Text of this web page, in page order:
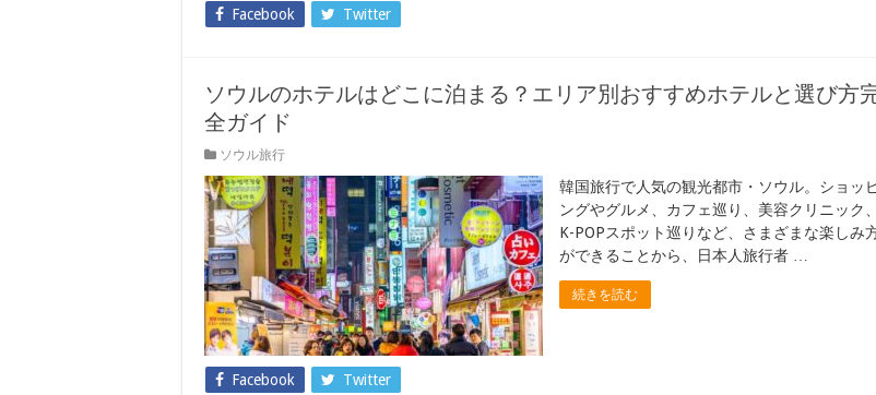
Facebook Twitter
ソウルのホテルはどこに泊まる？エリア別おすすめホテルと選び方
全ガイド
ソウル旅行
韓国旅行で人気の観光都市・ソウル。ショッ
ングやグルメ、カフェ巡り、美容クリニック、
K-POPスポット巡りなど、さまざまな楽しみ
ができることから、日本人旅行者 …
続きを読む
Facebook Twitter